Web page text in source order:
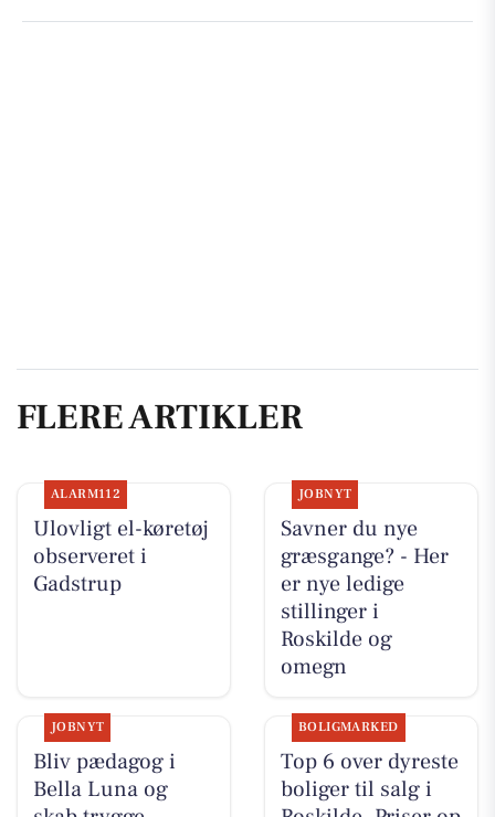
FLERE ARTIKLER
ALARM112
Ulovligt el-køretøj
observeret i
Gadstrup
JOBNYT
Savner du nye
græsgange? - Her
er nye ledige
stillinger i
Roskilde og
omegn
JOBNYT
Bliv pædagog i
Bella Luna og
BOLIGMARKED
Top 6 over dyreste
boliger til salg i